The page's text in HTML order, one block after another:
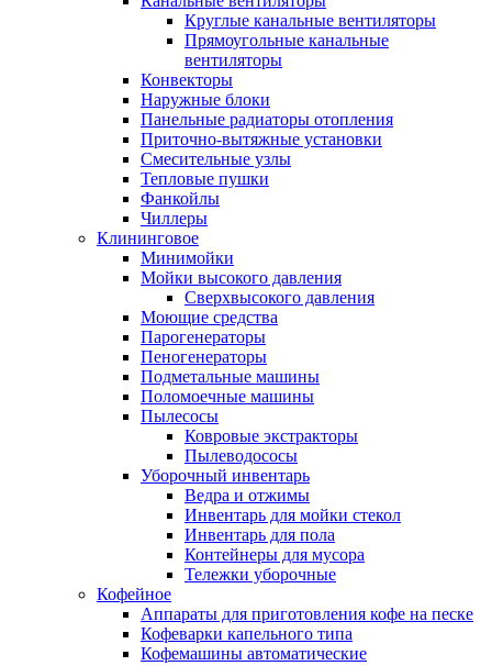
Круглые канальные вентиляторы
Прямоугольные канальные
вентиляторы
Конвекторы
Наружные блоки
Панельные радиаторы отопления
Приточно-вытяжные установки
Смесительные узлы
Тепловые пушки
Фанкойлы
Чиллеры
Клининговое
Минимойки
Мойки высокого давления
Сверхвысокого давления
Моющие средства
Парогенераторы
Пеногенераторы
Подметальные машины
Поломоечные машины
Пылесосы
Ковровые экстракторы
Пылеводососы
Уборочный инвентарь
Ведра и отжимы
Инвентарь для мойки стекол
Инвентарь для пола
Контейнеры для мусора
Тележки уборочные
Кофейное
Аппараты для приготовления кофе на песке
Кофеварки капельного типа
Кофемашины автоматические